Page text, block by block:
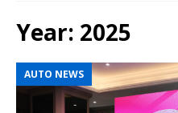
Year: 2025
AUTO NEWS